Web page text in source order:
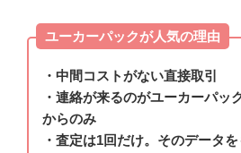
ユーカーパックが人気の理由
・中間コストがない直接取引
・連絡が来るのがユーカーパッ
からのみ
・査定は1回だけ。そのデータ